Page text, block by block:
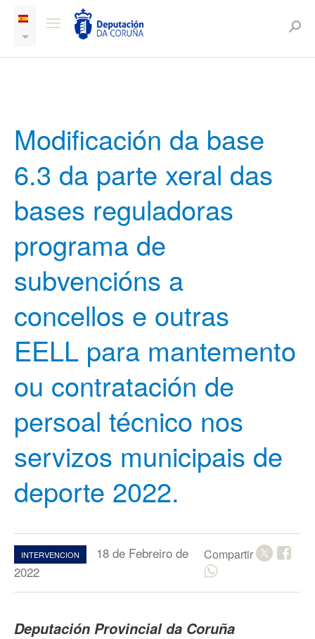
Modificación da base
6.3 da parte xeral das
bases reguladoras
programa de
subvencións a
concellos e outras
EELL para mantemento
ou contratación de
persoal técnico nos
servizos municipais de
deporte 2022.
INTERVENCION
18 de Febreiro de
2022
Compartir
Deputación Provincial da Coruña